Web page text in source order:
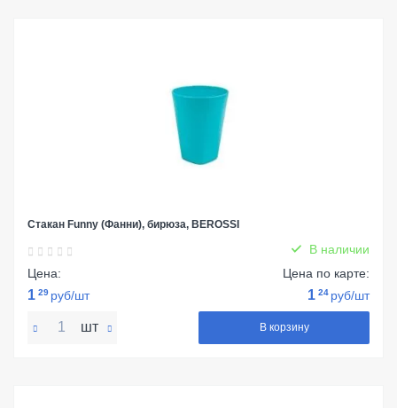
Стакан Funny (Фанни), бирюза, BEROSSI
В наличии
Цена:
1 29 руб/шт
Цена по карте:
1 24 руб/шт
шт В корзину